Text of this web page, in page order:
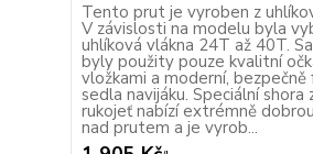
Tento prut je vyroben z
V závislosti na modelu byla
uhlíková vlákna 24T až 40T.
byly použity pouze kvalitní
vložkami a moderní, bezpečně
sedla navijáku. Speciální shora
rukojeť nabízí extrémně
nad prutem a je vyrob...